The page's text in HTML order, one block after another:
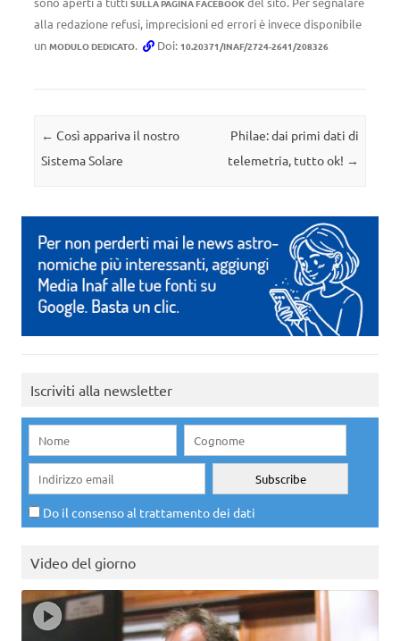
SULLA PAGINA FACEBOOK
alla redazione refusi, imprecisioni ed errori è invece disponibile
un MODULO DEDICATO. Doi: 10.20371/INAF/2724-2641/208326
Navigazione articolo
← Così appariva il nostro
Sistema Solare
Philae: dai primi dati di
telemetria, tutto ok! →
Iscriviti alla newsletter
Do il consenso al trattamento dei dati
Video del giorno